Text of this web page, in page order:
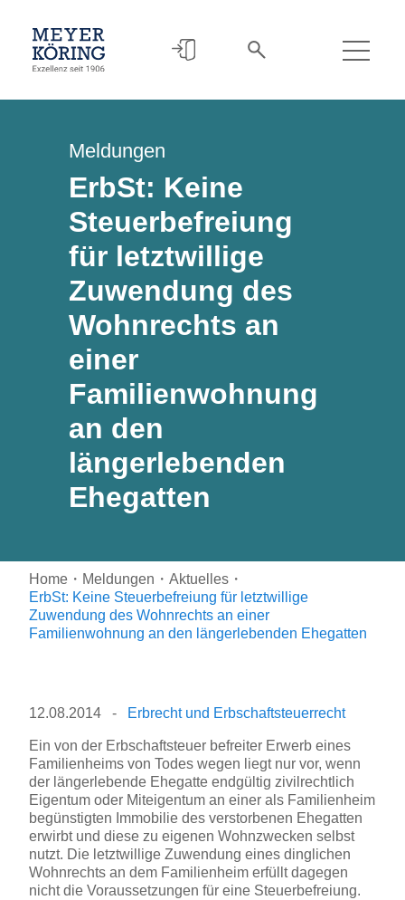
Meldungen
ErbSt: Keine
Steuerbefreiung
für letztwillige
Zuwendung des
Wohnrechts an
einer
Familienwohnung
an den
längerlebenden
Ehegatten
Home ・ Meldungen ・ Aktuelles ・
ErbSt: Keine Steuerbefreiung für letztwillige
Zuwendung des Wohnrechts an einer
Familienwohnung an den längerlebenden Ehegatten
12.08.2014 - Erbrecht und Erbschaftsteuerrecht
Ein von der Erbschaftsteuer befreiter Erwerb eines
Familienheims von Todes wegen liegt nur vor, wenn
der längerlebende Ehegatte endgültig zivilrechtlich
Eigentum oder Miteigentum an einer als Familienheim
begünstigten Immobilie des verstorbenen Ehegatten
erwirbt und diese zu eigenen Wohnzwecken selbst
nutzt. Die letztwillige Zuwendung eines dinglichen
Wohnrechts an dem Familienheim erfüllt dagegen
nicht die Voraussetzungen für eine Steuerbefreiung.